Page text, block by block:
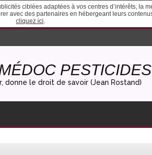
donne le droit de savoir (Jean Rostand)
ciblées adaptées à vos centres d’intérêts, la
avec des partenaires en hébergeant leurs
cliquez ici.